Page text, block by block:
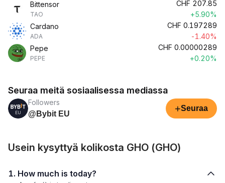
Bittensor
TAO
CHF 207.85
+5.90%
Cardano
ADA
CHF 0.197289
-1.40%
Pepe
PEPE
CHF 0.00000289
+0.20%
Seuraa meitä sosiaalisessa mediassa
Followers
@Bybit EU
+Seuraa
Usein kysyttyä kolikosta GHO (GHO)
1. How much is today?